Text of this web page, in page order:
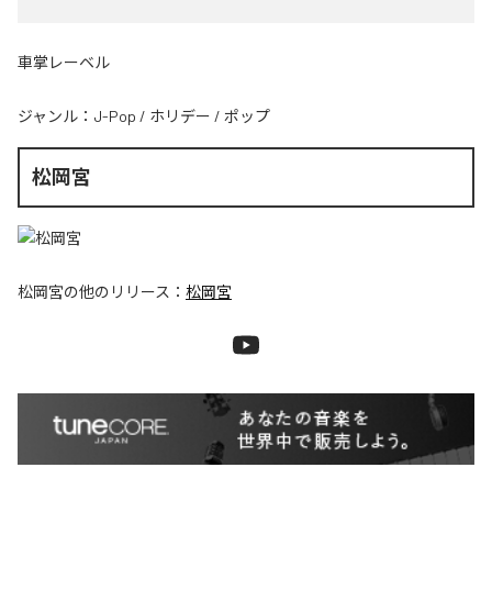
車掌レーベル
ジャンル： J-Pop / ホリデー / ポップ
松岡宮
松岡宮の他のリリース： 松岡宮